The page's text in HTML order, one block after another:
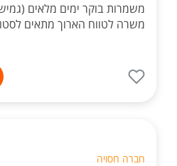
משמרות בוקר ימים מלאים
משרה לטווח הארוך מתאים
חברה חסויה